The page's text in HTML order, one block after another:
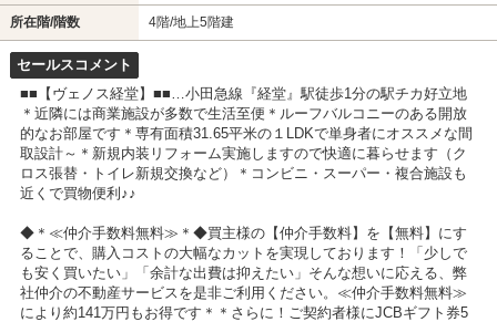
所在階/階数 4階/地上5階建
セールスコメント
■■【ヴェノス経堂】■■…小田急線『経堂』駅徒歩1分の駅チカ好立地
＊近隣には商業施設が多数で生活至便＊ルーフバルコニーのある開放
的なお部屋です＊専有面積31.65平米の１LDKで単身者にオススメな間
取設計～＊新規内装リフォーム実施しますので快適に暮らせます（ク
ロス張替・トイレ新規交換など）＊コンビニ・スーパー・複合施設も
近くで買物便利♪♪
◆＊≪仲介手数料無料≫＊◆買主様の【仲介手数料】を【無料】にす
ることで、購入コストの大幅なカットを実現しております！「少しで
も安く買いたい」「余計な出費は抑えたい」そんな想いに応える、弊
社仲介の不動産サービスを是非ご利用ください。≪仲介手数料無料≫
により約141万円もお得です＊＊さらに！ご契約者様にJCBギフト券5